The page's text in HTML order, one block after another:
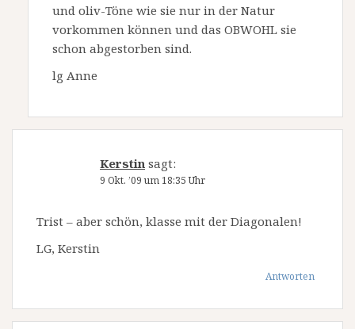
und oliv-Töne wie sie nur in der Natur
vorkommen können und das OBWOHL sie
schon abgestorben sind.
lg Anne
Kerstin sagt:
9 Okt. ’09 um 18:35 Uhr
Trist – aber schön, klasse mit der Diagonalen!
LG, Kerstin
Antworten